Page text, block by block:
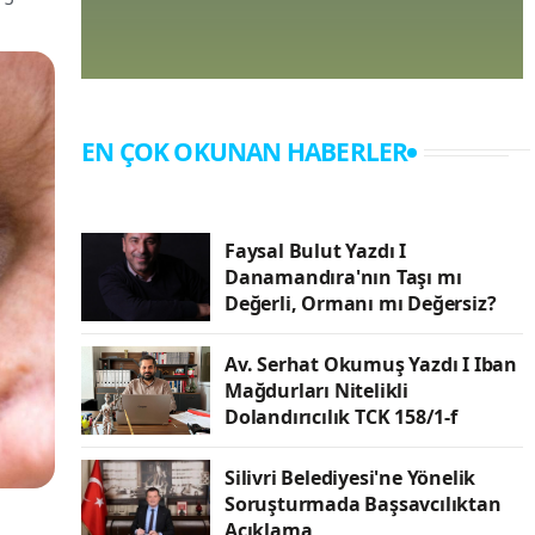
EN ÇOK OKUNAN HABERLER
Faysal Bulut Yazdı I
Danamandıra'nın Taşı mı
Değerli, Ormanı mı Değersiz?
Av. Serhat Okumuş Yazdı I Iban
Mağdurları Nitelikli
Dolandırıcılık TCK 158/1-f
Silivri Belediyesi'ne Yönelik
Soruşturmada Başsavcılıktan